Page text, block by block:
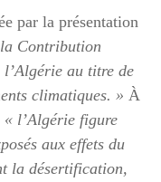
par la présentation
Contribution
au titre de
climatiques. » À
« l’Algérie figure
aux effets du
la désertification,